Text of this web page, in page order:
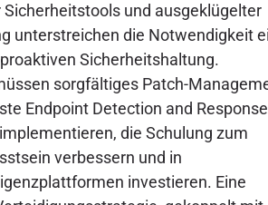
und ausgeklügelter
unterstreichen die Notwendigkeit
Sicherheitshaltung.
sorgfältiges Patch-
Endpoint Detection and Response
die Schulung zum
verbessern und in
investieren. Eine